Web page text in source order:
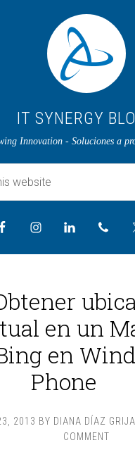
IT SYNERGY
Innovation - Soluciones a
en un
en
Phone
2013 BY DIANA DÍAZ
COMMENT